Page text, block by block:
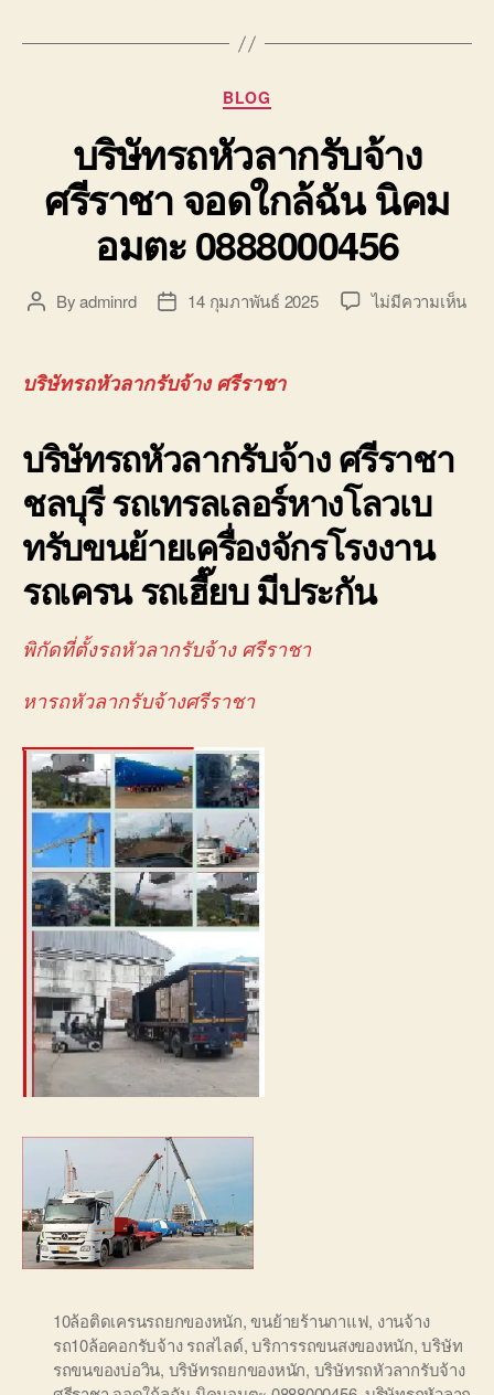
Categories
BLOG
บริษัทรถหัวลากรับจ้าง
ศรีราชา จอดใกล้ฉัน นิคม
อมตะ 0888000456
PostByadminrd
Post14 กุมภาพันธ์ 2025 ไม่มีความเห็นบน
บริษัทรถหัวลากรับจ้าง ศรีราชา
บริษัทรถหัวลากรับจ้าง ศรีราชา
ชลบุรี รถเทรลเลอร์หางโลวเบ
ทรับขนย้ายเครื่องจักรโรงงาน
รถเครน รถเฮี๊ยบ มีประกัน
พิกัดที่ตั้งรถหัวลากรับจ้าง ศรีราชา
หารถหัวลากรับจ้างศรีราชา
10ล้อติดเครนรถยกของหนัก,ขนย้ายร้านกาแฟ, งานจ้าง
รถ10ล้อคอกรับจ้าง รถสไลด์,บริการรถขนสงของหนัก,บริษัท
รถขนของบ่อวิน, บริษัทรถยกของหนัก, บริษัทรถหัวลากรับจ้าง